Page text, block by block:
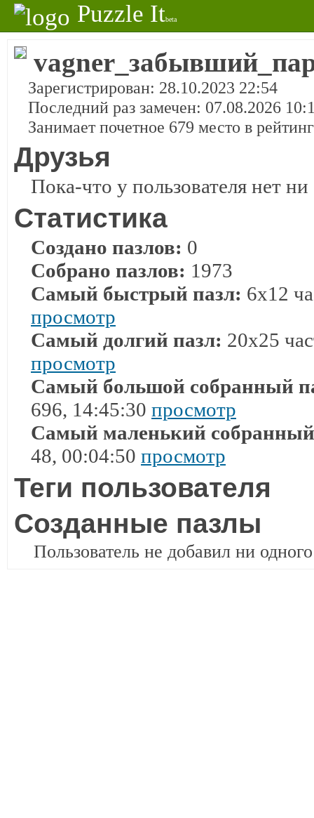
Puzzle Itbeta
Зарегистрирован: 28.10.2023 22:54
Последний раз замечен: 07.08.2026
Занимает почетное 679 место в
Друзья
Пока-что у пользователя нет
Статистика
Создано пазлов: 0
Собрано пазлов: 1973
Самый быстрый пазл: 6x12
просмотр
Самый долгий пазл: 20x25
просмотр
Самый большой собранный
696, 14:45:30 просмотр
Самый маленький
48, 00:04:50 просмотр
Теги пользователя
Созданные пазлы
Пользователь не добавил ни